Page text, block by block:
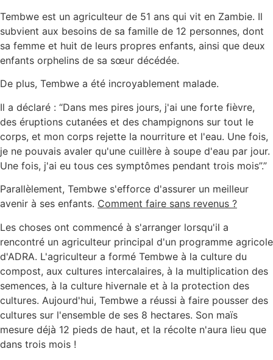
Tembwe est un agriculteur de 51 ans qui vit en Zambie. Il
subvient aux besoins de sa famille de 12 personnes, dont
sa femme et huit de leurs propres enfants, ainsi que deux
enfants orphelins de sa sœur décédée.
De plus, Tembwe a été incroyablement malade.
Il a déclaré : “Dans mes pires jours, j'ai une forte fièvre,
des éruptions cutanées et des champignons sur tout le
corps, et mon corps rejette la nourriture et l'eau. Une fois,
je ne pouvais avaler qu'une cuillère à soupe d'eau par jour.
Une fois, j'ai eu tous ces symptômes pendant trois mois”.”
Parallèlement, Tembwe s'efforce d'assurer un meilleur
avenir à ses enfants. Comment faire sans revenus ?
Les choses ont commencé à s'arranger lorsqu'il a
rencontré un agriculteur principal d'un programme agricole
d'ADRA. L'agriculteur a formé Tembwe à la culture du
compost, aux cultures intercalaires, à la multiplication des
semences, à la culture hivernale et à la protection des
cultures. Aujourd'hui, Tembwe a réussi à faire pousser des
cultures sur l'ensemble de ses 8 hectares. Son maïs
mesure déjà 12 pieds de haut, et la récolte n'aura lieu que
dans trois mois !